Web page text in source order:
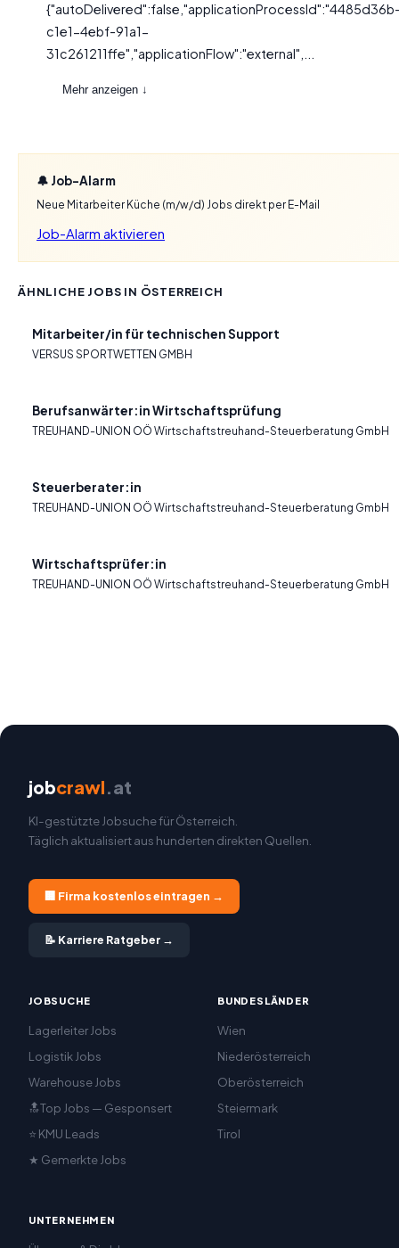
c1e1-4ebf-91a1-
31c261211ffe","applicationFlow":"external",...
Mehr anzeigen ↓
🔔 Job-Alarm
Neue Mitarbeiter Küche (m/w/d) Jobs direkt per E-Mail
Job-Alarm aktivieren
ÄHNLICHE JOBS IN ÖSTERREICH
Mitarbeiter/in für technischen Support
VERSUS SPORTWETTEN GMBH
Berufsanwärter:in Wirtschaftsprüfung
TREUHAND-UNION OÖ Wirtschaftstreuhand-Steuerberatung GmbH
Steuerberater:in
TREUHAND-UNION OÖ Wirtschaftstreuhand-Steuerberatung GmbH
Wirtschaftsprüfer:in
TREUHAND-UNION OÖ Wirtschaftstreuhand-Steuerberatung GmbH
jobcrawl.at
KI-gestützte Jobsuche für Österreich.
Täglich aktualisiert aus hunderten direkten Quellen.
🏢 Firma kostenlos eintragen →
📝 Karriere Ratgeber →
JOBSUCHE
Lagerleiter Jobs
Logistik Jobs
Warehouse Jobs
🔝Top Jobs — Gesponsert
⭐ KMU Leads
★ Gemerkte Jobs
BUNDESLÄNDER
Wien
Niederösterreich
Oberösterreich
Steiermark
Tirol
UNTERNEHMEN